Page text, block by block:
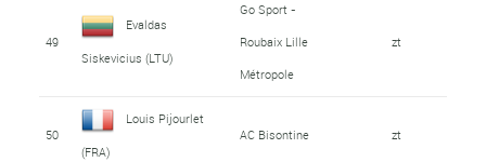
49
Evaldas
Siskevicius (LTU)
Go Sport -
Roubaix Lille
Métropole
zt
50
Louis Pijourlet
(FRA)
AC Bisontine zt